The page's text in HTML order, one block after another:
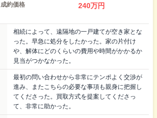
成約価格 240万円
相続によって、遠隔地の一戸建てが空き家とな
った。早急に処分をしたかった。家の片付け
や、解体にどのくらいの費用や時間がかかるか
見当がつかなかった。
最初の問い合わせから非常にテンポよく交渉が
進み、またこちらの必要な事項も親身に把握し
てくださった。買取方式を提案してくださっ
て、非常に助かった。